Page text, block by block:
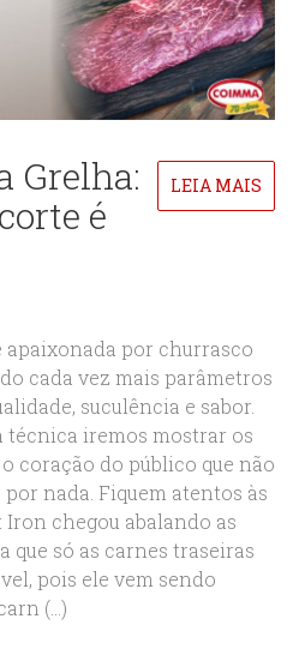
Grelha:
é
LEIA MAIS
apaixonada por churrasco
cada vez mais parâmetros
suculência e sabor.
técnica iremos mostrar os
coração do público que não
nada. Fiquem atentos às
Iron chegou abalando as
que só as carnes traseiras
pois ele vem sendo
(...)